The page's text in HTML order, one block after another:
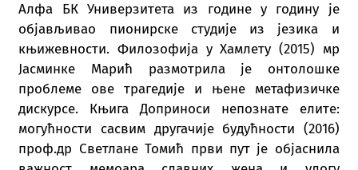
Алфа БК Универзитета из године у годину је
објављивао пионирске студије из језика и
књижевности. Филозофија у Хамлету (2015) мр
Јасминке Марић размотрила је онтолошке
проблеме ове трагедије и њене метафизичке
дискурсе. Књига Доприноси непознате елите:
могућности сасвим другачије будућности (2016)
проф.др Светлане Томић први пут је објаснила